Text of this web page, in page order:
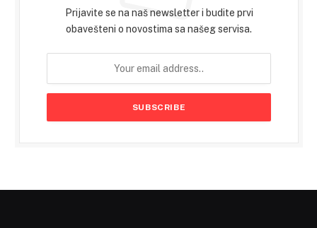
Prijavite se na naš newsletter i budite prvi
obavešteni o novostima sa našeg servisa.